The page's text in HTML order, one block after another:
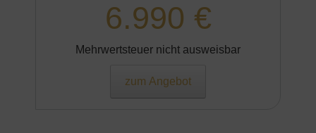
6.990 €
Mehrwertsteuer nicht ausweisbar
zum Angebot